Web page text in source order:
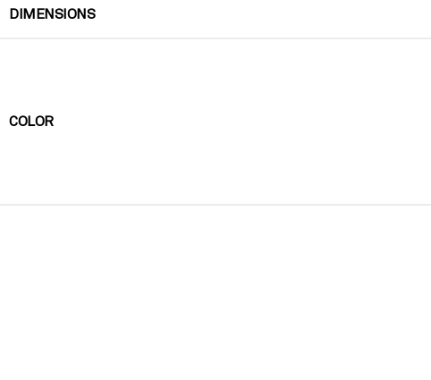
DIMENSIONS
COLOR